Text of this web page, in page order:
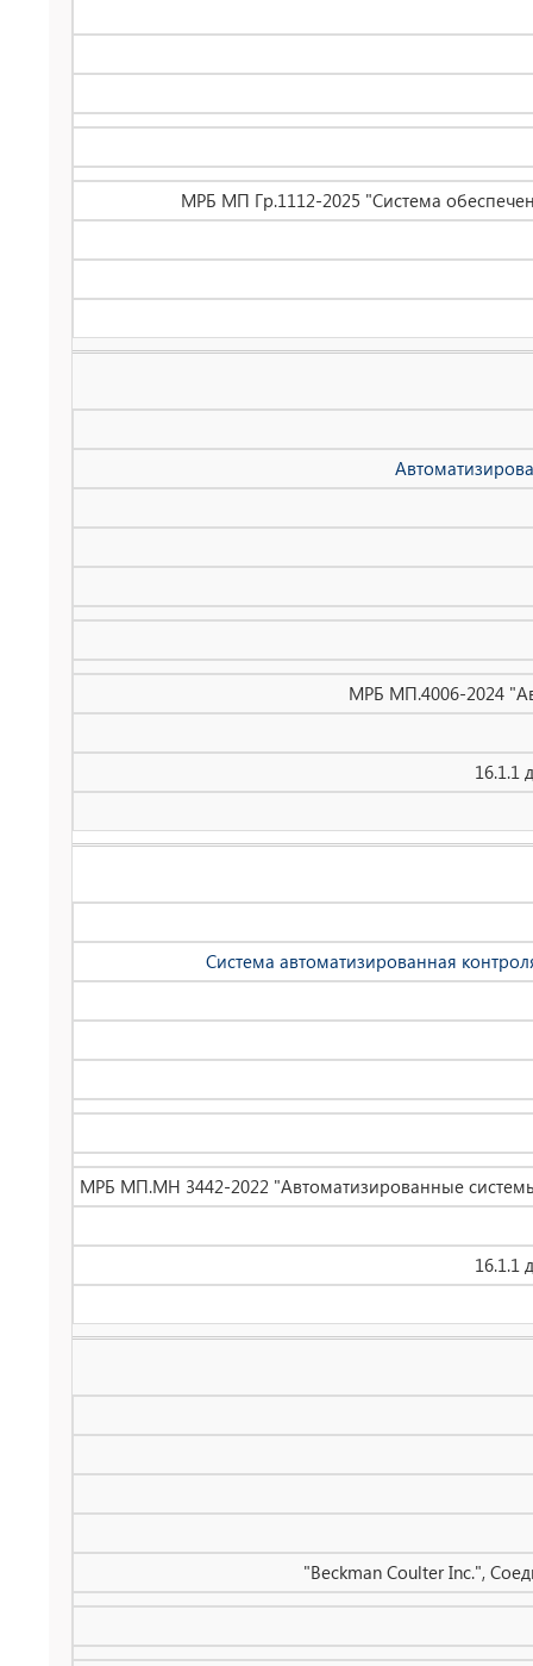
МРБ МП Гр.1112-2025 "Система
МРБ МП.4006-2024
16.1.1
Система автоматизированная
МРБ МП.МН 3442-2022 "Автоматизированные
16.1.1
"Beckman Coulter Inc.",